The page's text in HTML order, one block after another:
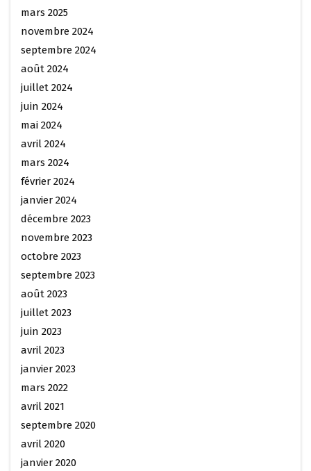
mars 2025
novembre 2024
septembre 2024
août 2024
juillet 2024
juin 2024
mai 2024
avril 2024
mars 2024
février 2024
janvier 2024
décembre 2023
novembre 2023
octobre 2023
septembre 2023
août 2023
juillet 2023
juin 2023
avril 2023
janvier 2023
mars 2022
avril 2021
septembre 2020
avril 2020
janvier 2020